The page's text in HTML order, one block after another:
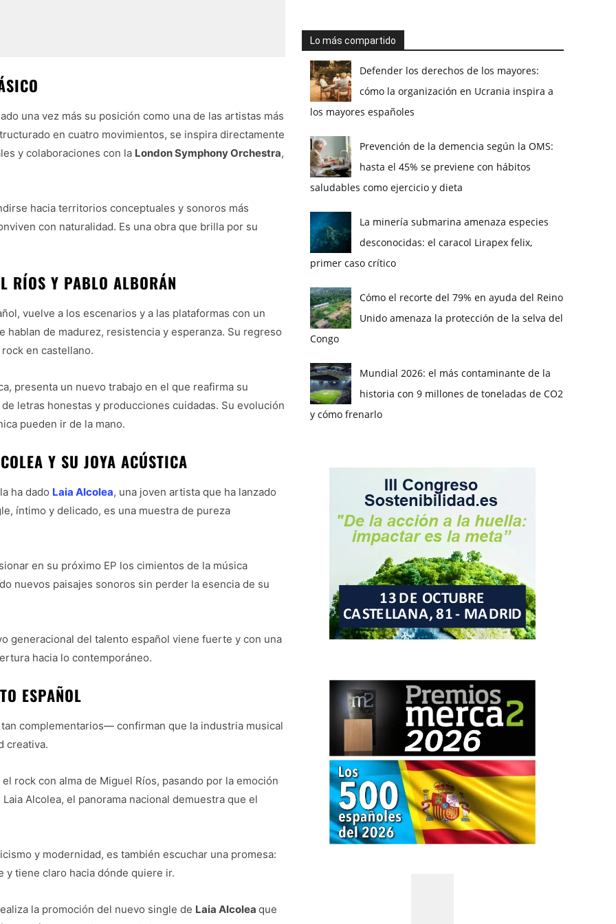
una vez más su posición como una de las artistas más
en cuatro movimientos, se inspira directamente
y colaboraciones con la London Symphony Orchestra,
hacia territorios conceptuales y sonoros más
con naturalidad. Es una obra que brilla por su
RÍOS Y PABLO ALBORÁN
vuelve a los escenarios y a las plataformas con un
de madurez, resistencia y esperanza. Su regreso
en castellano.
presenta un nuevo trabajo en el que reafirma su
letras honestas y producciones cuidadas. Su evolución
pueden ir de la mano.
Y SU JOYA ACÚSTICA
ha dado Laia Alcolea, una joven artista que ha lanzado
íntimo y delicado, es una muestra de pureza
en su próximo EP los cimientos de la música
nuevos paisajes sonoros sin perder la esencia de su
generacional del talento español viene fuerte y con una
hacia lo contemporáneo.
ESPAÑOL
complementarios— confirman que la industria musical
creativa.
rock con alma de Miguel Ríos, pasando por la emoción
Alcolea, el panorama nacional demuestra que el
y modernidad, es también escuchar una promesa:
y tiene claro hacia dónde quiere ir.
la promoción del nuevo single de Laia Alcolea que
Lo más compartido
Defender los derechos de los mayores:
cómo la organización en Ucrania inspira a
los mayores españoles
Prevención de la demencia según la OMS:
hasta el 45% se previene con hábitos
saludables como ejercicio y dieta
La minería submarina amenaza especies
desconocidas: el caracol Lirapex felix,
primer caso crítico
Cómo el recorte del 79% en ayuda del Reino
Unido amenaza la protección de la selva del
Congo
Mundial 2026: el más contaminante de la
historia con 9 millones de toneladas de CO2
y cómo frenarlo